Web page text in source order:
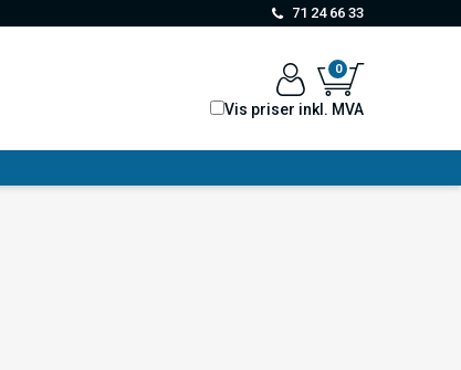
71 24 66 33
0
Vis priser inkl. MVA